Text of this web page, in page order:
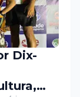
Dix-